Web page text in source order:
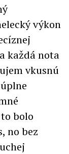
výkon
každá nota
vkusnú
bolo
no bez